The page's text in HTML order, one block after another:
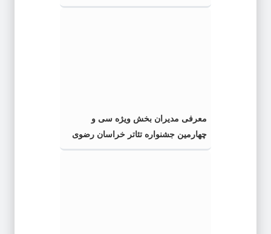
معرفی مدیران بخش ویژه سی و
چهارمین جشنواره تئاتر خراسان رضوی